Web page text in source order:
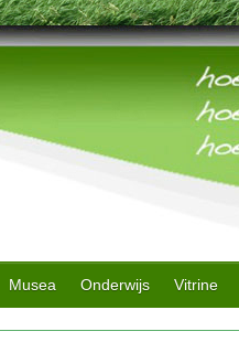
Musea Onderwijs Vitrine